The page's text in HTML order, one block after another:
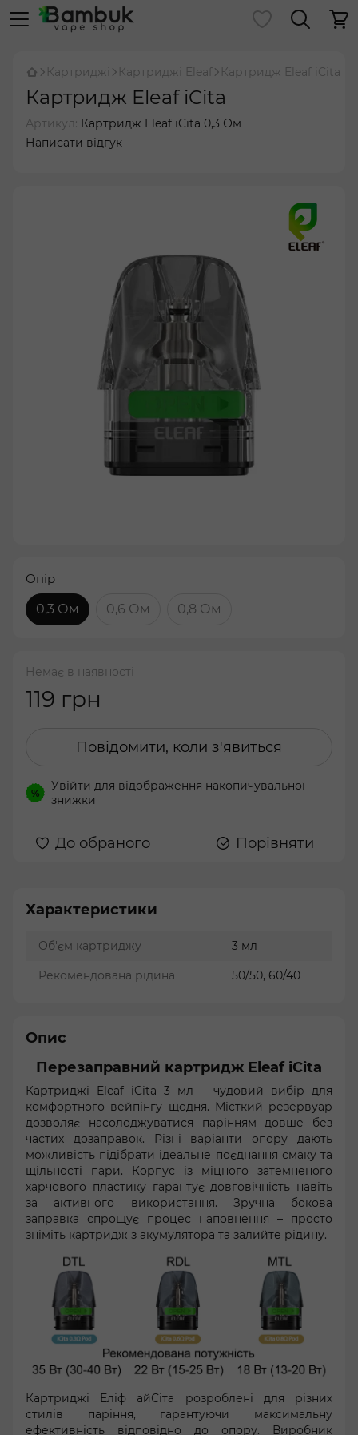
Картриджі Картриджі Eleaf Картридж Eleaf iCita
Картридж Eleaf iCita
Артикул: Картридж Eleaf iCita 0,3 Ом
Написати відгук
Опір
0,3 Ом
0,6 Ом 0,8 Ом
Немає в наявності
119 грн
Повідомити, коли з'явиться
% Увійти для відображення накопичувальної
знижки
До обраного Порівняти
Характеристики
Об'єм картриджу 3 мл
Рекомендована рідина 50/50, 60/40
Опис
Перезаправний картридж Eleaf iCita
Картриджі Eleaf iCita 3 мл – чудовий вибір для
комфортного вейпінгу щодня. Місткий резервуар
дозволяє насолоджуватися парінням довше без
частих дозаправок. Різні варіанти опору дають
можливість підібрати ідеальне поєднання смаку та
щільності пари. Корпус із міцного затемненого
харчового пластику гарантує довговічність навіть
за активного використання. Зручна бокова
заправка спрощує процес наповнення – просто
зніміть картридж з акумулятора та залийте рідину.
Картриджі Еліф айСіта розроблені для різних
стилів паріння, гарантуючи максимальну
ефективність відповідно до опору. Виробник